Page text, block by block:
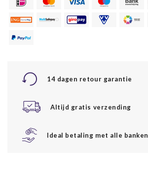
14 dagen retour garantie
Altijd gratis verzending
Ideal betaling met alle banken